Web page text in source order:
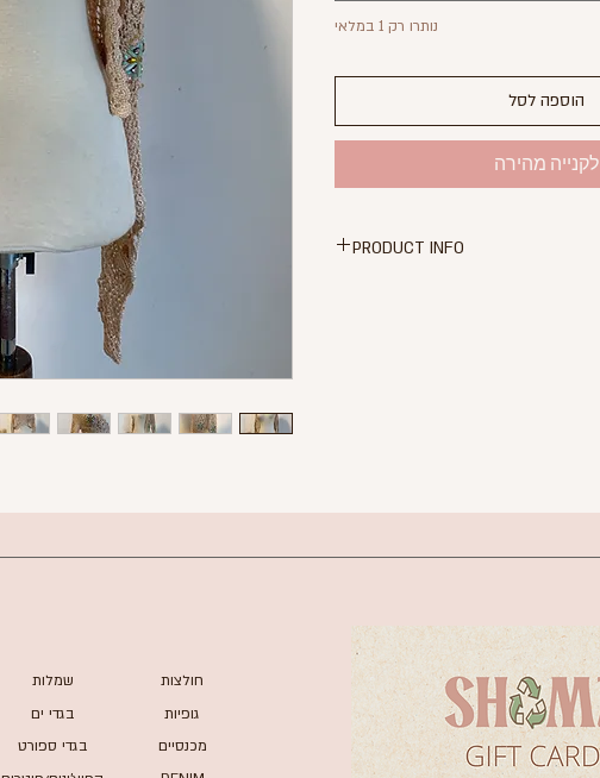
נותרו רק 1 במלאי
הוספה לסל
לקנייה מהירה
PRODUCT INFO
חולצות
גופיות
מכנסיים
שמלות
בגדי ים
בגדי ספורט